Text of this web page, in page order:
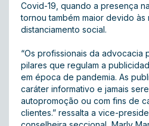
Covid-19, quando a presença
tornou também maior devido às
distanciamento social.
“Os profissionais da advocacia
pilares que regulam a
em época de pandemia. As
caráter informativo e jamais
autopromoção ou com fins de
clientes.” ressalta a vice-